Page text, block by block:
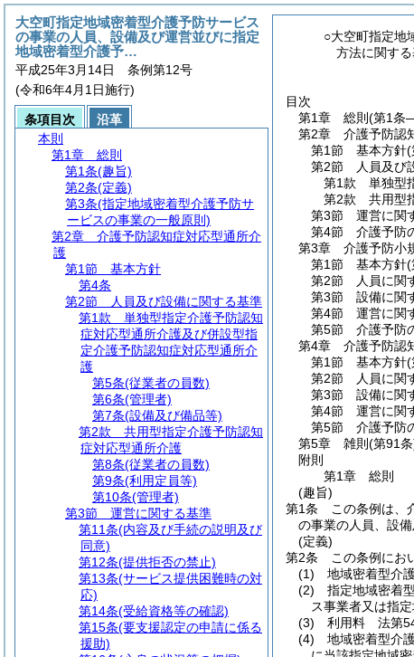
○大空町指定地
方法に関す
目次
第1章
総則 (第1条
第2章
介護予防認
第1節
基本方針(
第2節
人員及び
第1款
単独型
第2款
共用型
第3節
運営に関
第4節
介護予防
第3章
介護予防小
第1節
基本方針(
第2節
人員に関
第3節
設備に関
第4節
運営に関
第5節
介護予防
第4章
介護予防認
第1節
基本方針(
第2節
人員に関
第3節
設備に関
第4節
運営に関
第5節
介護予防
第5章
雑則 (第91
附則
第1章
総則
(趣旨)
第1条
この条例は、
の事業の人員、設
(定義)
第2条
この条例にお
(1)
地域密着型介
(2)
指定地域密着
ス事業者又は指
(3)
利用料 法第54
(4)
地域密着型介
大空町指定地域密着型介護予防サービス
の事業の人員、設備及び運営並びに指定
地域密着型介護予…
平成25年3月14日 条例第12号
(令和6年4月1日施行)
条項目次
沿革
本則
第1章
総則
第1条(趣旨)
第2条(定義)
第3条(指定地域密着型介護予防サ
ービスの事業の一般原則)
第2章
介護予防認知症対応型通所介
護
第1節
基本方針
第4条
第2節
人員及び設備に関する基準
第1款
単独型指定介護予防認知
症対応型通所介護及び併設型指
定介護予防認知症対応型通所介
護
第5条(従業者の員数)
第6条(管理者)
第7条(設備及び備品等)
第2款
共用型指定介護予防認知
症対応型通所介護
第8条(従業者の員数)
第9条(利用定員等)
第10条(管理者)
第3節
運営に関する基準
第11条(内容及び手続の説明及び
同意)
第12条(提供拒否の禁止)
第13条(サービス提供困難時の対
応)
第14条(受給資格等の確認)
第15条(要支援認定の申請に係る
援助)